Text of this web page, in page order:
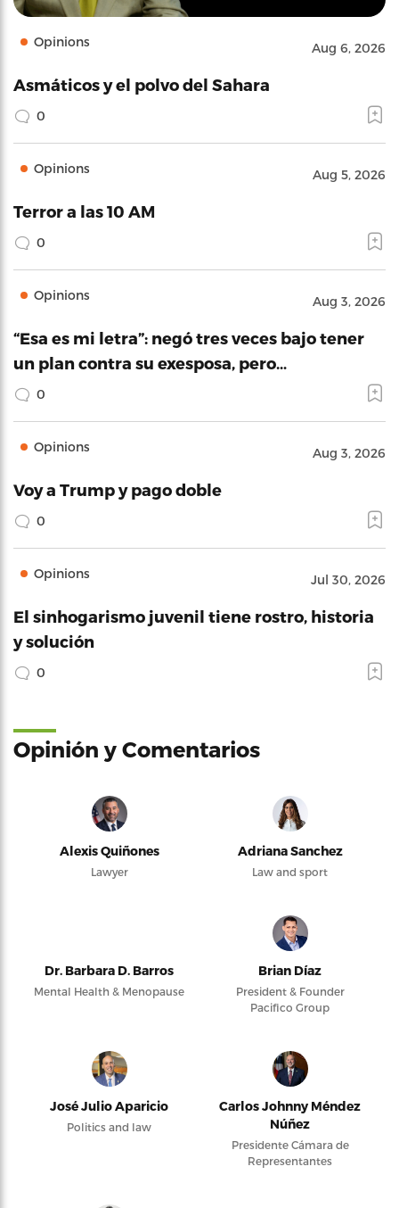
Opinions Aug 6, 2026
Asmáticos y el polvo del Sahara
0
Opinions Aug 5, 2026
Terror a las 10 AM
0
Opinions Aug 3, 2026
“Esa es mi letra”: negó tres veces bajo tener
un plan contra su exesposa, pero…
0
Opinions Aug 3, 2026
Voy a Trump y pago doble
0
Opinions Jul 30, 2026
El sinhogarismo juvenil tiene rostro, historia
y solución
0
Opinión y Comentarios
Alexis Quiñones
Lawyer
Adriana Sanchez
Law and sport
Dr. Barbara D. Barros
Mental Health & Menopause
Brian Díaz
President & Founder
Pacifico Group
José Julio Aparicio
Politics and law
Carlos Johnny Méndez
Núñez
Presidente Cámara de
Representantes